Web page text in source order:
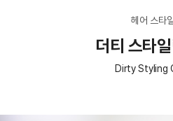
헤어 스타
더티 스타
Dirty Styling